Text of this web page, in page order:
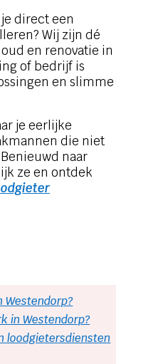
direct een
Wij zijn dé
en renovatie in
of bedrijf is
en slimme
je eerlijke
die niet
naar
ze en ontdek
Westendorp?
in Westendorp?
loodgietersdiensten